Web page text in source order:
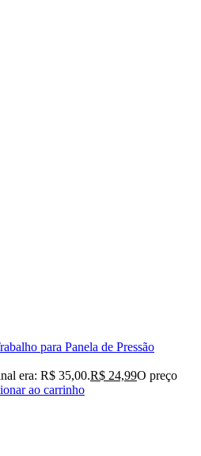
para Panela de Pressão
era: R$ 35,00.R$ 24,99O preço
ao carrinho